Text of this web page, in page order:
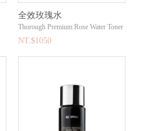
全效玫瑰水
Thorough Premium Rose Water Toner
NT.$1050